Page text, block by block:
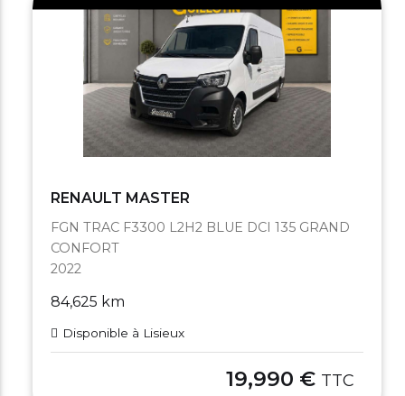
RENAULT MASTER
FGN TRAC F3300 L2H2 BLUE DCI 135 GRAND
CONFORT
2022
84,625 km
Disponible à Lisieux
19,990 € TTC